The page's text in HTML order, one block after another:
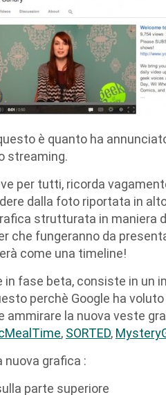
è quanto ha
streaming.
per tutti, ricorda
dalla foto riportata in
strutturata in maniera
che fungeranno da
come una timeline!
fase beta, consiste in un
perchè Google ha
ammirare la nuova veste
, SORTED,
grafica :
parte superiore